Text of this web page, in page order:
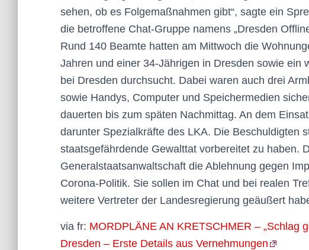
sehen, ob es Folgemaßnahmen gibt“, sagte ein
die betroffene Chat-Gruppe namens „Dresden
Rund 140 Beamte hatten am Mittwoch die
Jahren und einer 34-Jährigen in Dresden sowie ein
bei Dresden durchsucht. Dabei waren auch drei
sowie Handys, Computer und Speichermedien
dauerten bis zum späten Nachmittag. An dem
darunter Spezialkräfte des LKA. Die Beschuldigten
staatsgefährdende Gewalttat vorbereitet zu haben.
Generalstaatsanwaltschaft die Ablehnung gegen
Corona-Politik. Sie sollen im Chat und bei realen
weitere Vertreter der Landesregierung geäußert
via fr: MORDPLÄNE AN KRETSCHMER – „Schlag
Dresden – Erste Details aus Vernehmungen